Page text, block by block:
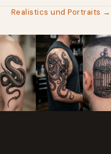
Realistics und Portraits →